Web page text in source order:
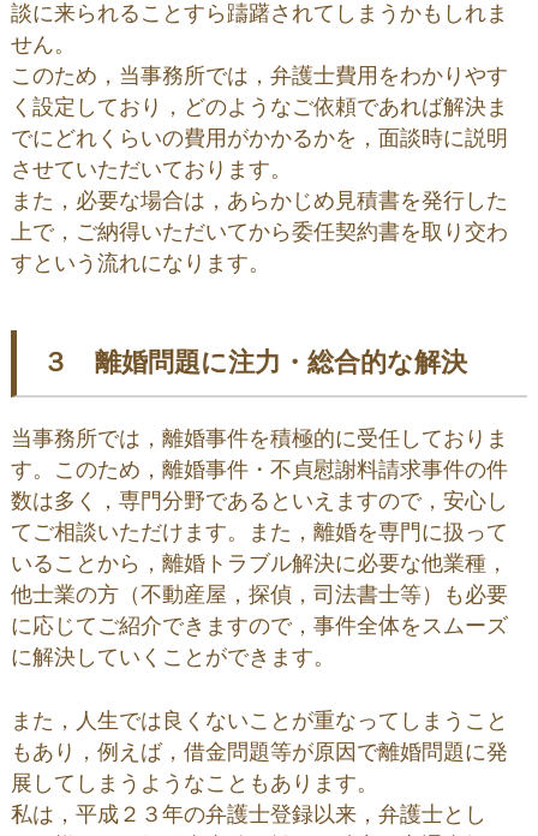
談に来られることすら躊躇されてしまうかもしれま
せん。
このため，当事務所では，弁護士費用をわかりやす
く設定しており，どのようなご依頼であれば解決ま
でにどれくらいの費用がかかるかを，面談時に説明
させていただいております。
また，必要な場合は，あらかじめ見積書を発行した
上で，ご納得いただいてから委任契約書を取り交わ
すという流れになります。
３ 離婚問題に注力・総合的な解決
当事務所では，離婚事件を積極的に受任しておりま
す。このため，離婚事件・不貞慰謝料請求事件の件
数は多く，専門分野であるといえますので，安心し
てご相談いただけます。また，離婚を専門に扱って
いることから，離婚トラブル解決に必要な他業種，
他士業の方（不動産屋，探偵，司法書士等）も必要
に応じてご紹介できますので，事件全体をスムーズ
に解決していくことができます。
また，人生では良くないことが重なってしまうこと
もあり，例えば，借金問題等が原因で離婚問題に発
展してしまうようなこともあります。
私は，平成２３年の弁護士登録以来，弁護士とし